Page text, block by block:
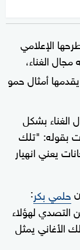
الإعلامي
الغناء،
أمثال حمو
الغناء بشكل
بقوله: "تلك
يعني انهيار
حلمي بكر:
التصدي لهؤلاء
الأغاني يمثل